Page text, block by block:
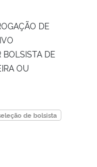
DE
BOLSISTA DE
OU
de bolsista